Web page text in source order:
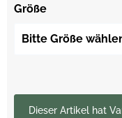
Größe
Bitte Größe
xDieser Artikel hat